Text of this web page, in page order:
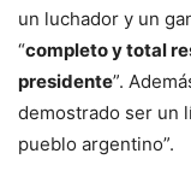
un luchador y un
“completo y total
presidente”.
demostrado ser un
pueblo argentino”.